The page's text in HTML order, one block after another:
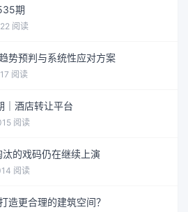
期
阅读
势预判与系统性应对方案
阅读
｜酒店转让平台
阅读
的戏码仍在继续上演
阅读
造更合理的建筑空间？